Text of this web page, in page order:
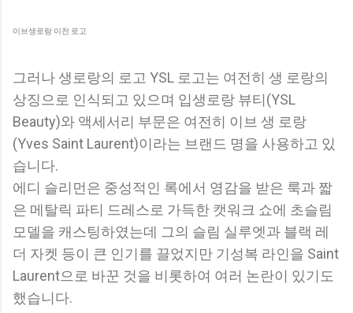
이브생로랑 이전 로고
그러나 생로랑의 로고 YSL 로고는 여전히 생 로랑의
상징으로 인식되고 있으며 입생로랑 뷰티(YSL
Beauty)와 액세서리 부문은 여전히 이브 생 로랑
(Yves Saint Laurent)이라는 브랜드 명을 사용하고 있
습니다.
에디 슬리먼은 중성적인 록에서 영감을 받은 룩과 짧
은 메탈릭 파티 드레스로 가득한 캣워크 쇼에 초슬림
모델을 캐스팅하였는데 그의 슬림 실루엣과 블랙 레
더 자켓 등이 큰 인기를 끌었지만 기성복 라인을 Saint
Laurent으로 바꾼 것을 비롯하여 여러 논란이 있기도
했습니다.